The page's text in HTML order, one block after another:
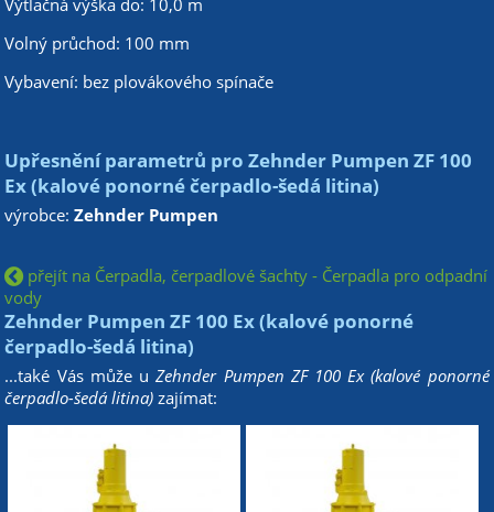
Volný průchod: 100 mm
Vybavení: bez plovákového spínače
Upřesnění parametrů pro Zehnder Pumpen ZF 100
Ex (kalové ponorné čerpadlo-šedá litina)
výrobce:Zehnder Pumpen
přejít na Čerpadla, čerpadlové šachty - Čerpadla pro odpadní
vody
Zehnder Pumpen ZF 100 Ex (kalové ponorné
čerpadlo-šedá litina)
...také Vás může uZehnder Pumpen ZF 100 Ex (kalové ponorné
čerpadlo-šedá litina) zajímat: